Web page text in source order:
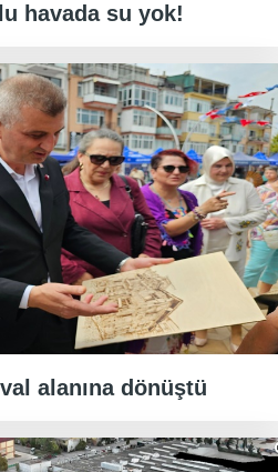
havada su yok!
alanına dönüştü